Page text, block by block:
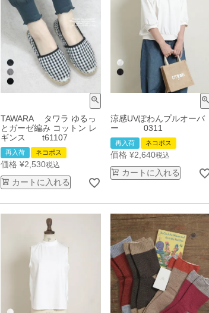
TAWARA タワラ ゆるっ
とガーゼ編み コットン レ
ギンス t61107
再入荷 ネコポス
価格 ¥2,530税込
カートに入れる
涼感UVぽわんプルオーバ
ー 0311
再入荷 ネコポス
価格 ¥2,640税込
カートに入れる